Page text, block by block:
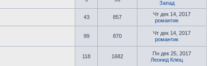
Запад
43 857
Чт дек 14, 2017
романтик
99 870
Чт дек 14, 2017
романтик
118 1682
Пн дек 25, 2017
Леонид Клюц